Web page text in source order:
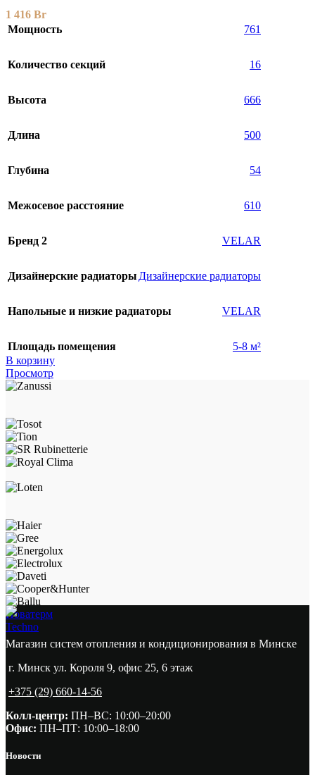
1 416 Br
Мощность
761
Количество секций 16
Высота 666
Длина 500
Глубина 54
Межосевое расстояние 610
Бренд 2 VELAR
Дизайнерские радиаторы Дизайнерские радиаторы
Напольные и низкие радиаторы VELAR
Площадь помещения
5-8 м²
В корзину
Просмотр
Новатерм
Techno
Магазин систем отопления и кондиционирования в Минске
г. Минск ул. Короля 9, офис 25, 6 этаж
+375 (29) 660-14-56
Колл-центр: ПН–ВС: 10:00–20:00​
Офис: ПН–ПТ: 10:00–18:00
Новости